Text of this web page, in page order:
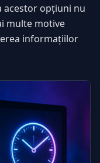
acestor opțiuni nu
multe motive
informațiilor